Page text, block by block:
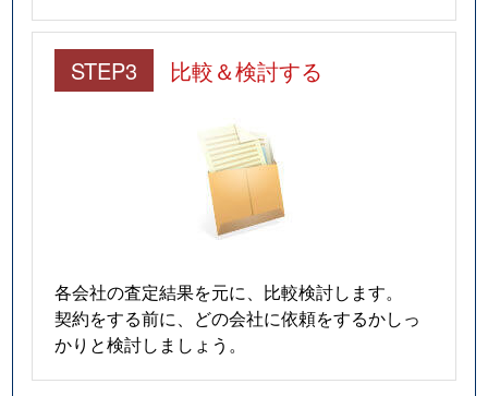
STEP3 比較＆検討する
各会社の査定結果を元に、比較検討します。
契約をする前に、どの会社に依頼をするかしっ
かりと検討しましょう。